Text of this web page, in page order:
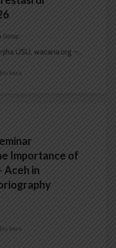
Gelap
USU, wacana.org –...
baca
Importance of
Aceh in
baca